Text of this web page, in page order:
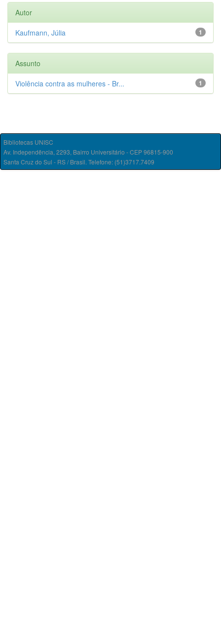
Autor
1
Kaufmann, Júlia
Assunto
1
Violência contra as mulheres - Br...
Bibliotecas UNISC
Av. Independência, 2293, Bairro Universitário - CEP 96815-900
Santa Cruz do Sul - RS / Brasil. Telefone: (51)3717.7409